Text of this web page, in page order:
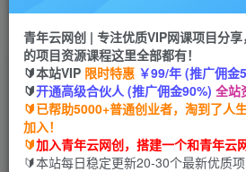
首页 创业课程 会员专属 正文
（6413期）蓝海项目一分钟一
300+小吃配方项目（附 684G
青年云网创
2年前发布
青年云网创 | 专注优质VIP网课项目分
的项目资源课程这里全部都有！
🔰本站VIP 限时特惠 ￥99/年 (推广佣金
🔰开通高级合伙人 (推广佣金90%) 全站
🔰已帮助5000+普通创业者，淘到了人
加入！
🔰加入青年云网创，搭建一个和青年云
🔰本站每日稳定更新20-30个最新优质